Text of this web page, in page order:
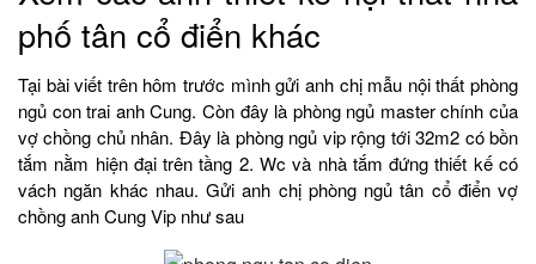
phố tân cổ điển khác
Tại bài viết trên hôm trước mình gửi anh chị mẫu nội thất phòng
ngủ con trai anh Cung. Còn đây là phòng ngủ master chính của
vợ chồng chủ nhân. Đây là phòng ngủ vip rộng tới 32m2 có bồn
tắm nằm hiện đại trên tầng 2. Wc và nhà tắm đứng thiết kế có
vách ngăn khác nhau. Gửi anh chị phòng ngủ tân cổ điển vợ
chồng anh Cung Vip như sau